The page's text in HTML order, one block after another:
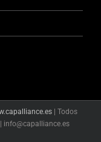
| Todos
info@capalliance.es